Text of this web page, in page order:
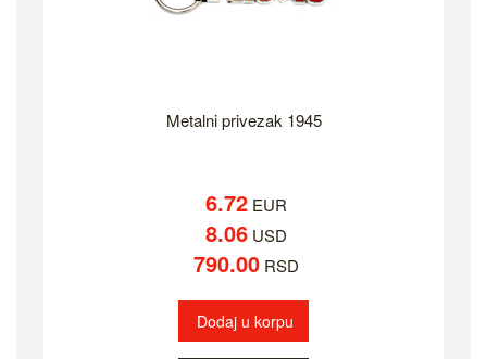
Metalni privezak 1945
6.72 EUR
8.06 USD
790.00 RSD
Dodaj u korpu